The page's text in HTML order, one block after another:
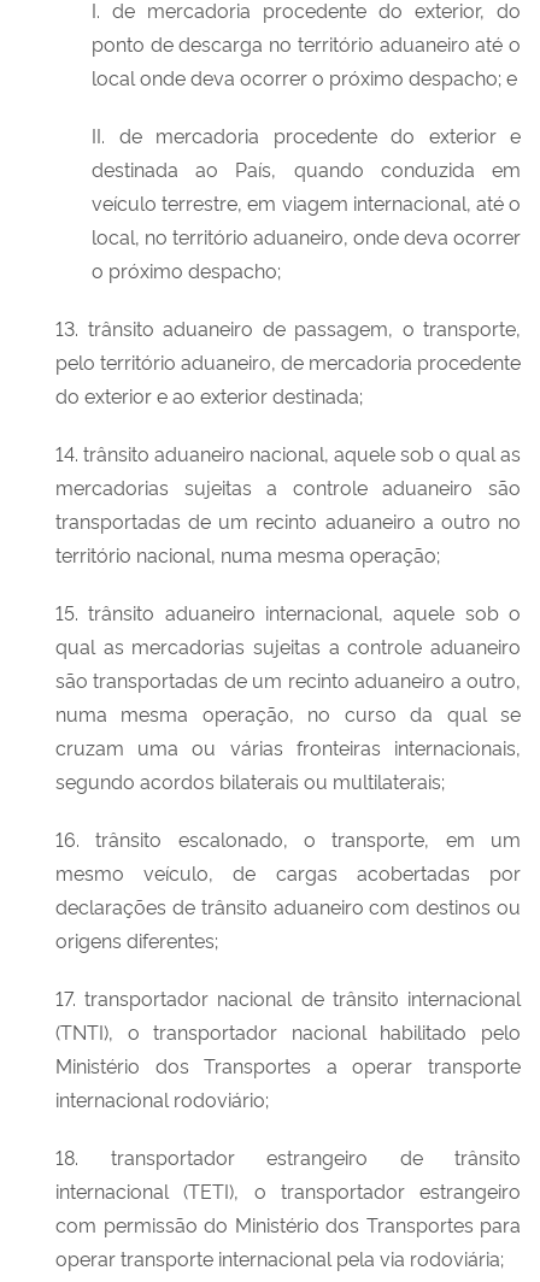
I. de mercadoria procedente do exterior, do
ponto de descarga no território aduaneiro até o
local onde deva ocorrer o próximo despacho; e
II. de mercadoria procedente do exterior e
destinada ao País, quando conduzida em
veículo terrestre, em viagem internacional, até o
local, no território aduaneiro, onde deva ocorrer
o próximo despacho;
13. trânsito aduaneiro de passagem, o transporte,
pelo território aduaneiro, de mercadoria procedente
do exterior e ao exterior destinada;
14. trânsito aduaneiro nacional, aquele sob o qual as
mercadorias sujeitas a controle aduaneiro são
transportadas de um recinto aduaneiro a outro no
território nacional, numa mesma operação;
15. trânsito aduaneiro internacional, aquele sob o
qual as mercadorias sujeitas a controle aduaneiro
são transportadas de um recinto aduaneiro a outro,
numa mesma operação, no curso da qual se
cruzam uma ou várias fronteiras internacionais,
segundo acordos bilaterais ou multilaterais;
16. trânsito escalonado, o transporte, em um
mesmo veículo, de cargas acobertadas por
declarações de trânsito aduaneiro com destinos ou
origens diferentes;
17. transportador nacional de trânsito internacional
(TNTI), o transportador nacional habilitado pelo
Ministério dos Transportes a operar transporte
internacional rodoviário;
18. transportador estrangeiro de trânsito
internacional (TETI), o transportador estrangeiro
com permissão do Ministério dos Transportes para
operar transporte internacional pela via rodoviária;